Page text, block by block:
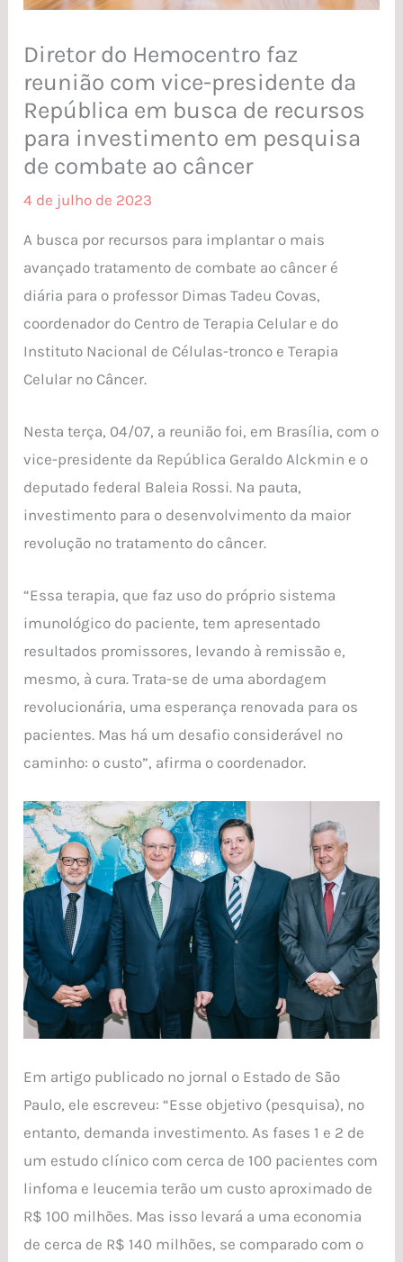
Diretor do Hemocentro faz
reunião com vice-presidente da
República em busca de recursos
para investimento em pesquisa
de combate ao câncer
4 de julho de 2023
A busca por recursos para implantar o mais
avançado tratamento de combate ao câncer é
diária para o professor Dimas Tadeu Covas,
coordenador do Centro de Terapia Celular e do
Instituto Nacional de Células-tronco e Terapia
Celular no Câncer.
Nesta terça, 04/07, a reunião foi, em Brasília, com o
vice-presidente da República Geraldo Alckmin e o
deputado federal Baleia Rossi. Na pauta,
investimento para o desenvolvimento da maior
revolução no tratamento do câncer.
“Essa terapia, que faz uso do próprio sistema
imunológico do paciente, tem apresentado
resultados promissores, levando à remissão e,
mesmo, à cura. Trata-se de uma abordagem
revolucionária, uma esperança renovada para os
pacientes. Mas há um desafio considerável no
caminho: o custo”, afirma o coordenador.
Em artigo publicado no jornal o Estado de São
Paulo, ele escreveu: “Esse objetivo (pesquisa), no
entanto, demanda investimento. As fases 1 e 2 de
um estudo clínico com cerca de 100 pacientes com
linfoma e leucemia terão um custo aproximado de
R$ 100 milhões. Mas isso levará a uma economia
de cerca de R$ 140 milhões, se comparado com o